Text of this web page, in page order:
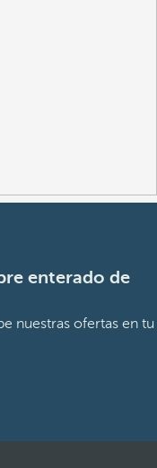
enterado de
nuestras ofertas en tu